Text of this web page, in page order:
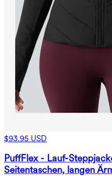
$93.95 USD
PuffFlex - Lauf-
Seitentaschen, langen